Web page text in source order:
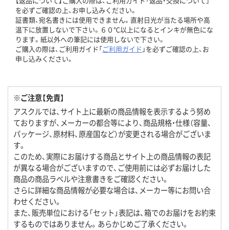
を必ずご確認の上、お申し込みください。
証書類、宛名書きには使用できません。直射日光が当たる場所や高
温下に放置しないで下さい。６０℃以上になるとインキが無色にな
ります。紙以外への筆記には使用しないで下さい。
ご購入の際は、ご利用ガイド「ご利用ガイド 」を必ずご確認の上、お
申し込みください。
※ご注意【免責】
アスクルでは、サイト上に最新の商品情報を表示するよう努め
ておりますが、メーカーの都合等により、商品規格・仕様（容量、
パッケージ、原材料、原産国など）が変更される場合がございま
す。
このため、実際にお届けする商品とサイト上の商品情報の表記
が異なる場合がございますので、ご使用前には必ずお届けした
商品の商品ラベルや注意書きをご確認ください。
さらに詳細な商品情報が必要な場合は、メーカー等にお問い合
わせください。
また、販売単位における「セット」表記は、箱でのお届けをお約束
するものではありません。あらかじめご了承ください。